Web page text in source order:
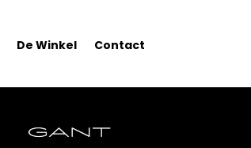
De Winkel Contact